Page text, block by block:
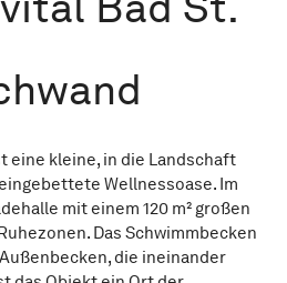
eine kleine, in die Landschaft
Wellnessoase. Im
mit einem 120 m² großen
Das Schwimmbecken
die ineinander